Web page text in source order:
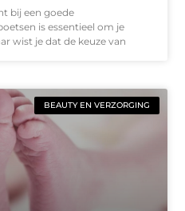
bij een goede
is essentieel om je
wist je dat de keuze van
BEAUTY EN VERZORGING